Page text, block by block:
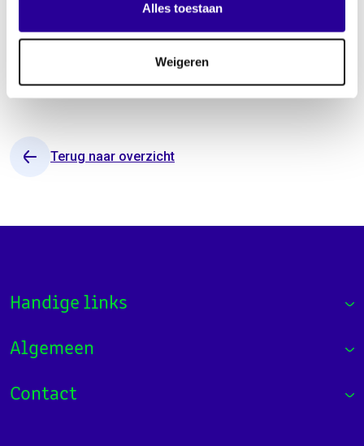
Alles toestaan
Weigeren
· RAAP uit Ierland – bilaterale overeenkomst
· HUZIP uit Kroatië – bilaterale overeenkomst
Terug naar overzicht
Handige links
Algemeen
Contact